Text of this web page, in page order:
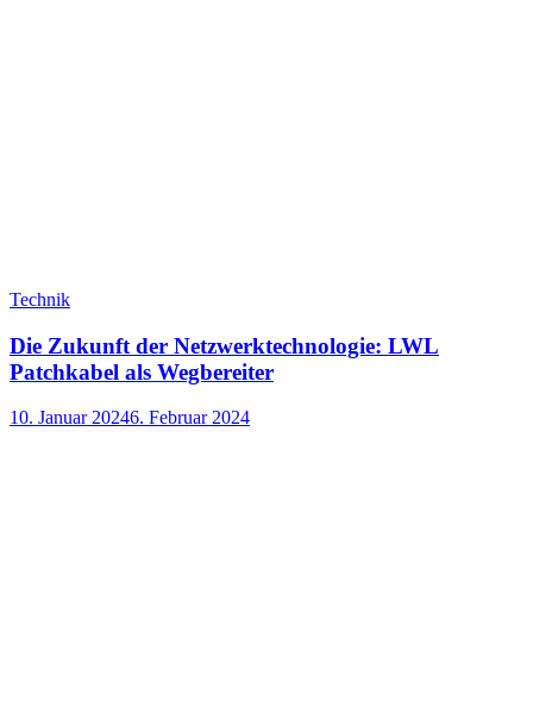
Technik
Die Zukunft der Netzwerktechnologie: LWL
Patchkabel als Wegbereiter
10. Januar 20246. Februar 2024